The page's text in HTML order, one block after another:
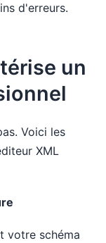
d'erreurs.
un
Voici les
XML
votre schéma